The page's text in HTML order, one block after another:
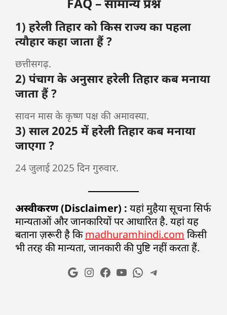
1) हरेली तिहार को किस राज्य का पहला
त्यौहार कहा जाता हैं ?
छत्तीसगढ़.
2) पंचाग के अनुसार हरेली तिहार कब मनाया
जाता हैं ?
सावन मास के कृष्ण पक्ष की अमावस्या.
3) साल 2025 में हरेली तिहार कब मनाया
जाएगा ?
24 जुलाई 2025 दिन गुरुवार.
अस्वीकरण (Disclaimer) : यहां मुहैया सूचना सिर्फ
मान्यताओं और जानकारियों पर आधारित है. यहां यह
बताना ज़रूरी है किmadhuramhindi.com किसी
भी तरह की मान्यता, जानकारी की पुष्टि नहीं करता हैं.